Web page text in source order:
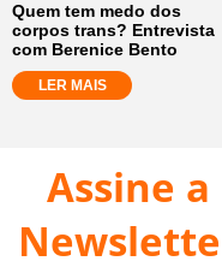
Quem tem medo dos
corpos trans? Entrevista
com Berenice Bento
LER MAIS
Assine a